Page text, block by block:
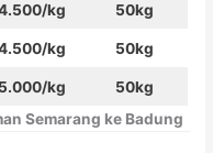
kg 50kg
kg 50kg
kg
50kg
Semarang ke Badung